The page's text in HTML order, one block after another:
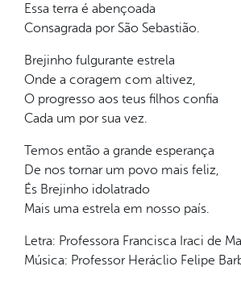
Essa terra é abençoada
Consagrada por São Sebastião.
Brejinho fulgurante estrela
Onde a coragem com altivez,
O progresso aos teus filhos confia
Cada um por sua vez.
Temos então a grande esperança
De nos tornar um povo mais feliz,
És Brejinho idolatrado
Mais uma estrela em nosso país.
Letra: Professora Francisca Iraci de
Música: Professor Heráclio Felipe